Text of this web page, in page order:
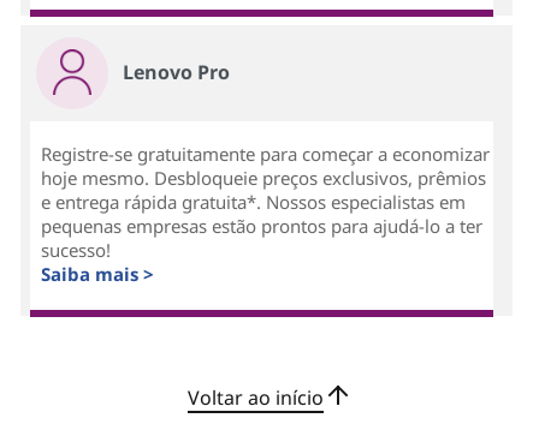
Lenovo Pro
Registre-se gratuitamente para começar a economizar
hoje mesmo. Desbloqueie preços exclusivos, prêmios
e entrega rápida gratuita*. Nossos especialistas em
pequenas empresas estão prontos para ajudá-lo a ter
sucesso!
Saiba mais >
Voltar ao início